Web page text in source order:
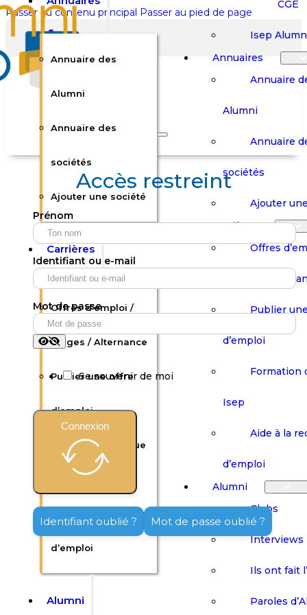
Passer au contenu principal Passer au pied de page
Rechercher sur le site
Rechercher
Votre panier est vide.
Boutique
Panier
Boutique
Annuaire des
Alumni
Annuaire des
sociétés
Ajouter une société
Carrières
Offres d’emploi /
Stages / Alternance
Publier une offre
d’emploi
Formation continue
Aide à la recherche
d’emploi
Alumni
CGE
Isep
Annuaires
Annuaire
Alumni
Annuaire
sociétés
Ajouter
Carrières
Offres
Stages /
Publier
d’emploi
Formation
Isep
Aide à la
d’emploi
Alumni
Clubs
Interviews
Ils ont fait
Paroles
Accès restreint
Prénom
Identifiant ou e-mail
Mot de passe
Se souvenir de moi
Connexion
Identifiant oublié ? Mot de passe oublié ?